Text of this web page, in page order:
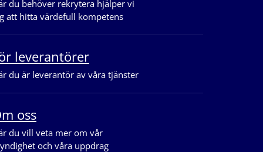
du behöver rekrytera hjälper vi
att hitta värdefull kompetens
leverantörer
du är leverantör av våra tjänster
oss
du vill veta mer om vår
och våra uppdrag